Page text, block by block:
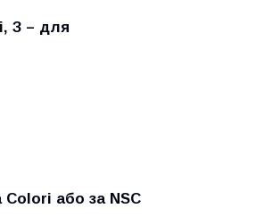
З – для
Colori або за NSC